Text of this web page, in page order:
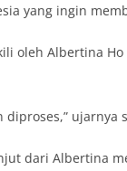
yang ingin
oleh Albertina
ujarnya
dari Albertina